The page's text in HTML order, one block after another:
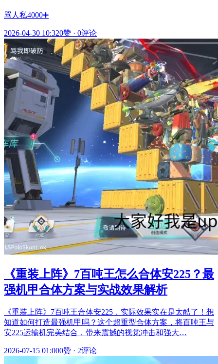
骂人私4000➕
2026-04-30 10:320赞 · 0评论
《重装上阵》7百吨王怎么合体安225？最
强机甲合体方案与实战效果解析
《重装上阵》7百吨王合体安225，实际效果实在是太酷了！想
知道如何打造最强机甲吗？这个超重型合体方案，将百吨王与
安225运输机完美结合，带来震撼的视觉冲击和强大…
2026-07-15 01:000赞 · 2评论